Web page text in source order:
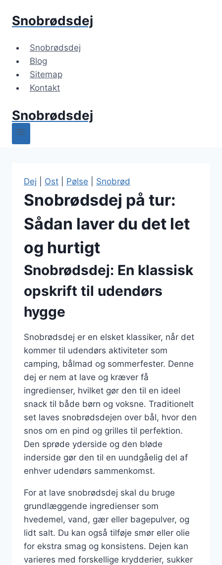
Snobrødsdej
Snobrødsdej
Blog
Sitemap
Kontakt
Snobrødsdej
Dej Ost Pølse Snobrød
Snobrødsdej på tur:
Sådan laver du det let
og hurtigt
Snobrødsdej: En klassisk
opskrift til udendørs
hygge
Snobrødsdej er en elsket klassiker, når det
kommer til udendørs aktiviteter som
camping, bålmad og sommerfester. Denne
dej er nem at lave og kræver få
ingredienser, hvilket gør den til en ideel
snack til både børn og voksne. Traditionelt
set laves snobrødsdejen over bål, hvor den
snos om en pind og grilles til perfektion.
Den sprøde yderside og den bløde
inderside gør den til en uundgåelig del af
enhver udendørs sammenkomst.
For at lave snobrødsdej skal du bruge
grundlæggende ingredienser som
hvedemel, vand, gær eller bagepulver, og
lidt salt. Du kan også tilføje smør eller olie
for ekstra smag og konsistens. Dejen kan
varieres med forskellige krydderier, sukker